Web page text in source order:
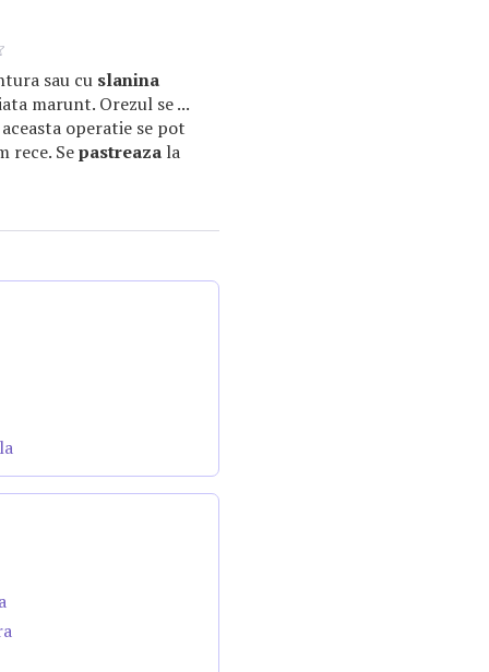
sau cu slanina
marunt. Orezul se ...
operatie se pot
rece. Sepastreaza la